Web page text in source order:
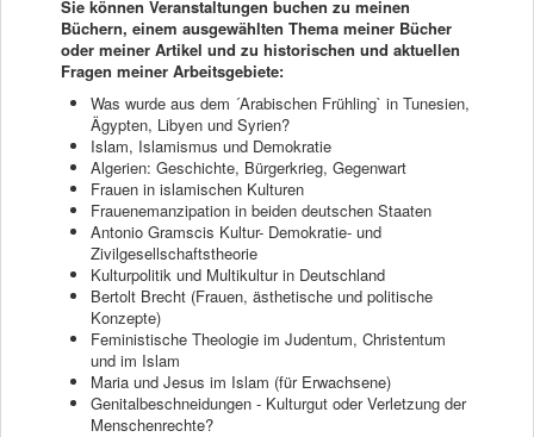
Kontakt
Videos
Verschiedenes
Sie können Veranstaltungen buchen zu meinen
Büchern, einem ausgewählten Thema meiner Bücher
oder meiner Artikel und zu historischen und aktuellen
Fragen meiner Arbeitsgebiete:
Was wurde aus dem ´Arabischen Frühling` in Tunesien,
Ägypten, Libyen und Syrien?
Islam, Islamismus und Demokratie
Algerien: Geschichte, Bürgerkrieg, Gegenwart
Frauen in islamischen Kulturen
Frauenemanzipation in beiden deutschen Staaten
Antonio Gramscis Kultur- Demokratie- und
Zivilgesellschaftstheorie
Kulturpolitik und Multikultur in Deutschland
Bertolt Brecht (Frauen, ästhetische und politische
Konzepte)
Feministische Theologie im Judentum, Christentum
und im Islam
Maria und Jesus im Islam (für Erwachsene)
Genitalbeschneidungen - Kulturgut oder Verletzung der
Menschenrechte?